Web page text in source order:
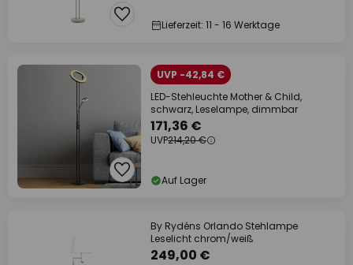
Lieferzeit: 11 - 16 Werktage
UVP -42,84 €
LED-Stehleuchte Mother & Child,
schwarz, Leselampe, dimmbar
171,36 €
UVP214,20 €
Auf Lager
By Rydéns Orlando Stehlampe
Leselicht chrom/weiß
249,00 €